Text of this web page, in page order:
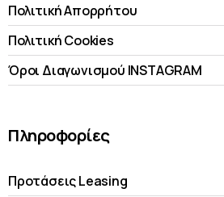
Πολιτική Απορρήτου
Πολιτική Cookies
Όροι Διαγωνισμού INSTAGRAM
Πληροφορίες
Προτάσεις Leasing